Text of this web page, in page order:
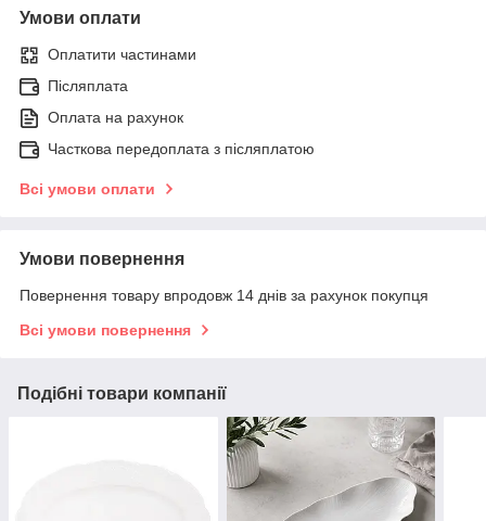
Умови оплати
Оплатити частинами
Післяплата
Оплата на рахунок
Часткова передоплата з післяплатою
Всі умови оплати
Умови повернення
Повернення товару впродовж 14 днів за рахунок покупця
Всі умови повернення
Подібні товари компанії